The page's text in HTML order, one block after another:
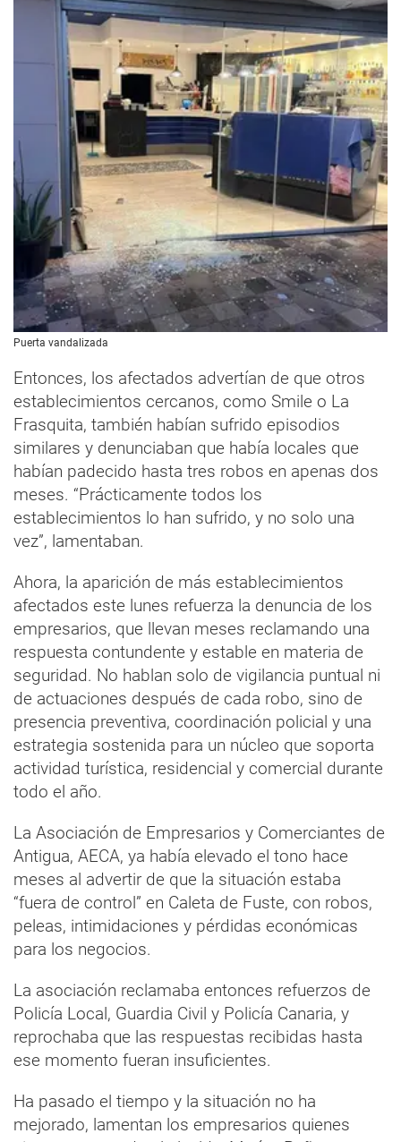
Puerta vandalizada
Entonces, los afectados advertían de que otros
establecimientos cercanos, como Smile o La
Frasquita, también habían sufrido episodios
similares y denunciaban que había locales que
habían padecido hasta tres robos en apenas dos
meses. “Prácticamente todos los
establecimientos lo han sufrido, y no solo una
vez”, lamentaban.
Ahora, la aparición de más establecimientos
afectados este lunes refuerza la denuncia de los
empresarios, que llevan meses reclamando una
respuesta contundente y estable en materia de
seguridad. No hablan solo de vigilancia puntual ni
de actuaciones después de cada robo, sino de
presencia preventiva, coordinación policial y una
estrategia sostenida para un núcleo que soporta
actividad turística, residencial y comercial durante
todo el año.
La Asociación de Empresarios y Comerciantes de
Antigua, AECA, ya había elevado el tono hace
meses al advertir de que la situación estaba
“fuera de control” en Caleta de Fuste, con robos,
peleas, intimidaciones y pérdidas económicas
para los negocios.
La asociación reclamaba entonces refuerzos de
Policía Local, Guardia Civil y Policía Canaria, y
reprochaba que las respuestas recibidas hasta
ese momento fueran insuficientes.
Ha pasado el tiempo y la situación no ha
mejorado, lamentan los empresarios quienes